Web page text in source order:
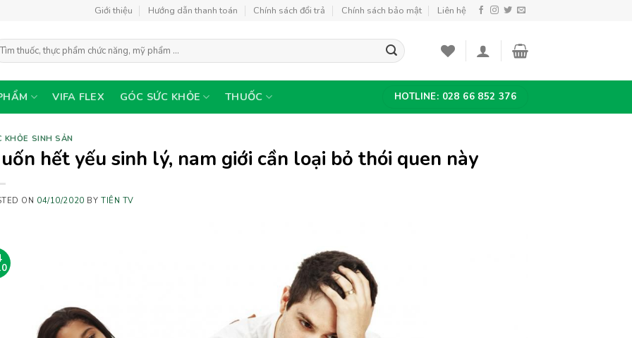
Giới thiệu Hướng dẫn thanh toán Chính sách đổi trả Chính sách bảo mật Liên hệ
VIFA FLEX GÓC SỨC KHỎE THUỐC HOTLINE: 028 66 852 376
KHỎE SINH SẢN
hết yếu sinh lý, nam giới cần loại bỏ thói quen này
ON 04/10/2020 BY TIÊN TV